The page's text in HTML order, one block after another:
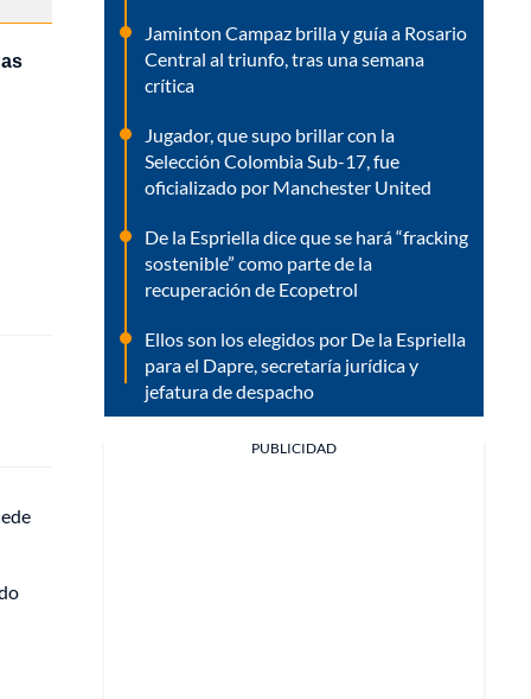
Jaminton Campaz brilla y guía a Rosario
Central al triunfo, tras una semana
crítica
Jugador, que supo brillar con la
Selección Colombia Sub-17, fue
oficializado por Manchester United
De la Espriella dice que se hará “fracking
sostenible” como parte de la
recuperación de Ecopetrol
Ellos son los elegidos por De la Espriella
para el Dapre, secretaría jurídica y
jefatura de despacho
PUBLICIDAD